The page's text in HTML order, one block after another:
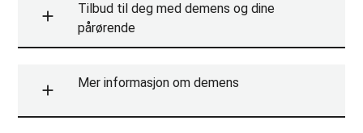
Tilbud til deg med demens og dine
pårørende
Mer informasjon om demens